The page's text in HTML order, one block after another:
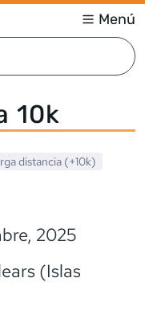
Menú
10k
distancia (+10k)
2025
(Islas